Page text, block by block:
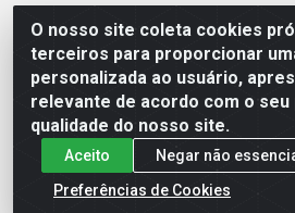
O nosso site coleta cookies
terceiros para proporcionar
personalizada ao usuário,
relevante de acordo com o
qualidade do nosso site.
Aceito
Negar não
Preferências de Cookies
Atacamax Importadora de Alimentos
101 - SUL, KM 79,60 GP E GALPAO:D
Guararapes - PE, 54355-010 - CNPJ